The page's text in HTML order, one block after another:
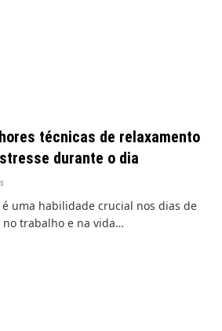
técnicas de relaxamento
durante o dia
uma habilidade crucial nos dias de
no trabalho e na vida…